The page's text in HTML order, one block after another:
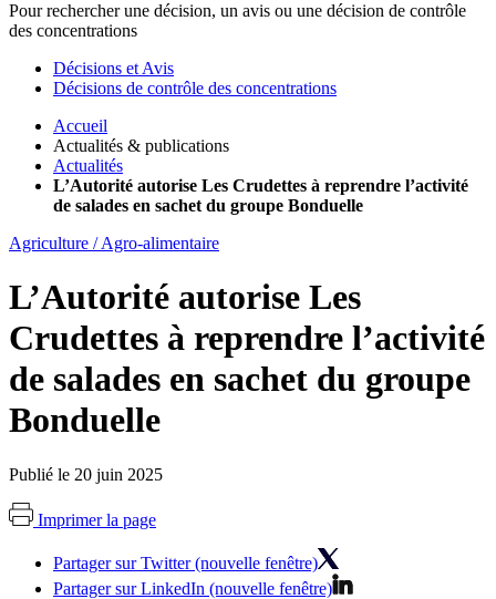
Pour rechercher une décision, un avis ou une décision de contrôle
des concentrations
Décisions et Avis
Décisions de contrôle des concentrations
Accueil
Actualités & publications
Actualités
L’Autorité autorise Les Crudettes à reprendre l’activité
de salades en sachet du groupe Bonduelle
Agriculture / Agro-alimentaire
L’Autorité autorise Les
Crudettes à reprendre l’activité
de salades en sachet du groupe
Bonduelle
Publié le 20 juin 2025
Imprimer la page
Partager sur Twitter (nouvelle fenêtre)
Partager sur LinkedIn (nouvelle fenêtre)